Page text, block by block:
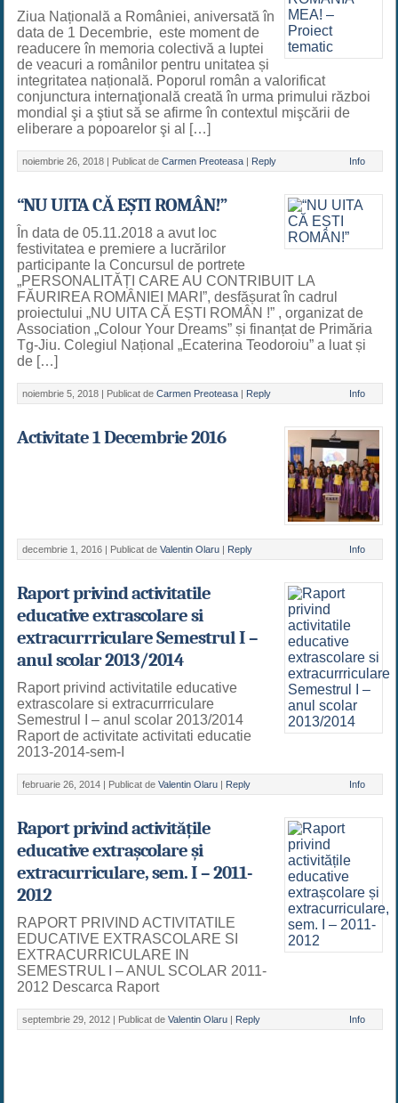
Ziua Națională a României, aniversată în
data de 1 Decembrie, este moment de
readucere în memoria colectivă a luptei
de veacuri a românilor pentru unitatea și
integritatea națională. Poporul român a valorificat
conjunctura internaţională creată în urma primului război
mondial şi a ştiut să se afirme în contextul mişcării de
eliberare a popoarelor şi al […]
noiembrie 26, 2018 | Publicat de Carmen Preoteasa | Reply Info
“NU UITA CĂ EȘTI ROMÂN!”
În data de 05.11.2018 a avut loc
festivitatea e premiere a lucrărilor
participante la Concursul de portrete
„PERSONALITĂȚI CARE AU CONTRIBUIT LA
FĂURIREA ROMÂNIEI MARI”, desfășurat în cadrul
proiectului „NU UITA CĂ EȘTI ROMÂN !” , organizat de
Association „Colour Your Dreams” și finanțat de Primăria
Tg-Jiu. Colegiul Național „Ecaterina Teodoroiu” a luat și
de […]
noiembrie 5, 2018 | Publicat de Carmen Preoteasa | Reply Info
Activitate 1 Decembrie 2016
decembrie 1, 2016 | Publicat de Valentin Olaru | Reply Info
Raport privind activitatile
educative extrascolare si
extracurrriculare Semestrul I –
anul scolar 2013/2014
Raport privind activitatile educative
extrascolare si extracurrriculare
Semestrul I – anul scolar 2013/2014
Raport de activitate activitati educatie
2013-2014-sem-I
februarie 26, 2014 | Publicat de Valentin Olaru | Reply Info
Raport privind activitățile
educative extrașcolare și
extracurriculare, sem. I – 2011-
2012
RAPORT PRIVIND ACTIVITATILE
EDUCATIVE EXTRASCOLARE SI
EXTRACURRICULARE IN
SEMESTRUL I – ANUL SCOLAR 2011-
2012 Descarca Raport
septembrie 29, 2012 | Publicat de Valentin Olaru | Reply Info